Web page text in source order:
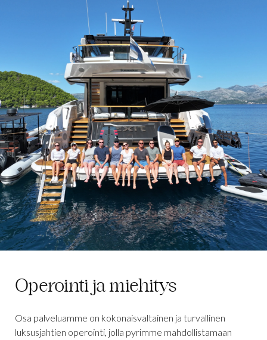
Operointi ja miehitys
Osa palveluamme on kokonaisvaltainen ja turvallinen
luksusjahtien operointi, jolla pyrimme mahdollistamaan